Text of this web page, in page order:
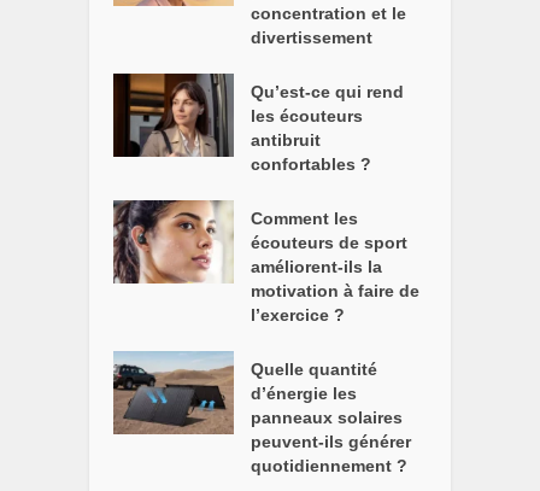
concentration et le
divertissement
Qu’est-ce qui rend
les écouteurs
antibruit
confortables ?
Comment les
écouteurs de sport
améliorent-ils la
motivation à faire de
l’exercice ?
Quelle quantité
d’énergie les
panneaux solaires
peuvent-ils générer
quotidiennement ?